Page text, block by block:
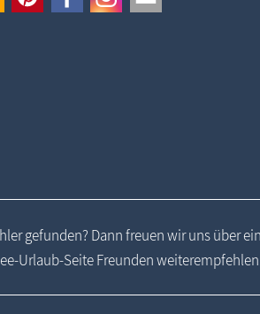
gefunden? Dann freuen wir uns über
Urlaub-Seite Freunden